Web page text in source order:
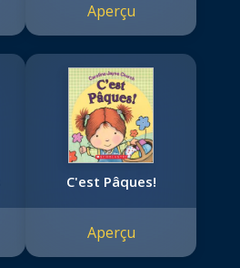
Aperçu
C'est Pâques!
Aperçu